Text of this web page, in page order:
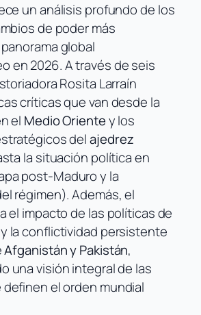
un análisis profundo de los
de poder más
global
en 2026. A través de seis
Rosita Larraín
críticas que van desde la
el Medio Orientey los
delajedrez
la situación política en
post-Maduro y la
régimen). Además, el
el impacto de las políticas de
la conflictividad persistente
Afganistán y Pakistán,
una visión integral de las
el orden mundial